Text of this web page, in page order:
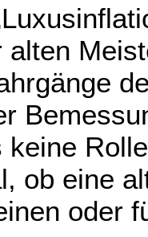
keine
ob eine
oder